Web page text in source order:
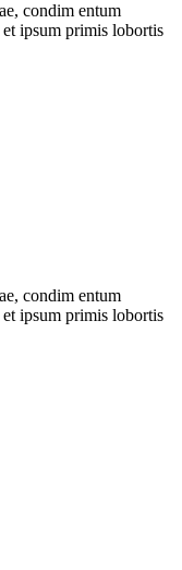
condim entum
ipsum primis lobortis
condim entum
ipsum primis lobortis